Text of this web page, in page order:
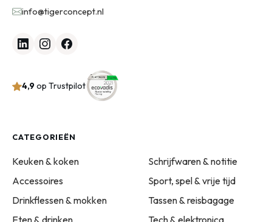
info@tigerconcept.nl
4,9op Trustpilot
CATEGORIEËN
Keuken & koken
Accessoires
Drinkflessen & mokken
Eten & drinken
Schrijfwaren & notitie
Sport, spel & vrije tijd
Tassen & reisbagage
Tech & elektronica